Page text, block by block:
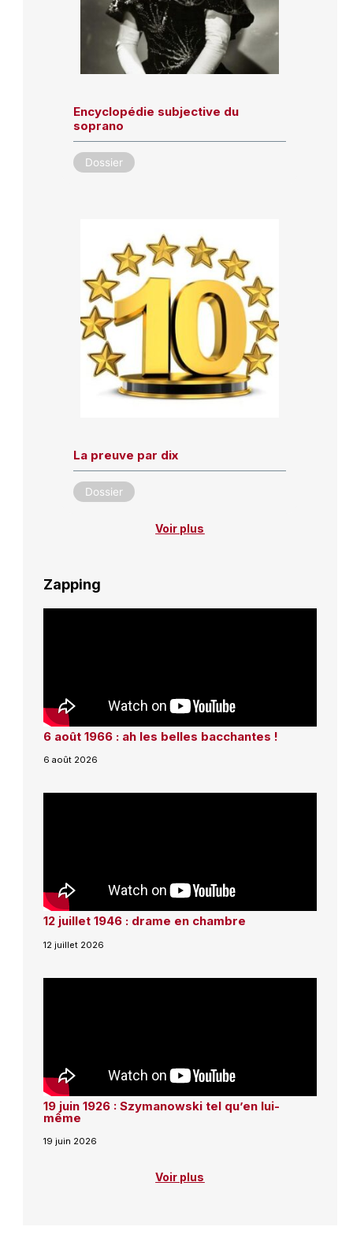
Encyclopédie subjective du
soprano
Dossier
La preuve par dix
Dossier
Voir plus
Zapping
6 août 1966 : ah les belles bacchantes !
6 août 2026
12 juillet 1946 : drame en chambre
12 juillet 2026
19 juin 1926 : Szymanowski tel qu’en lui-
même
19 juin 2026
Voir plus